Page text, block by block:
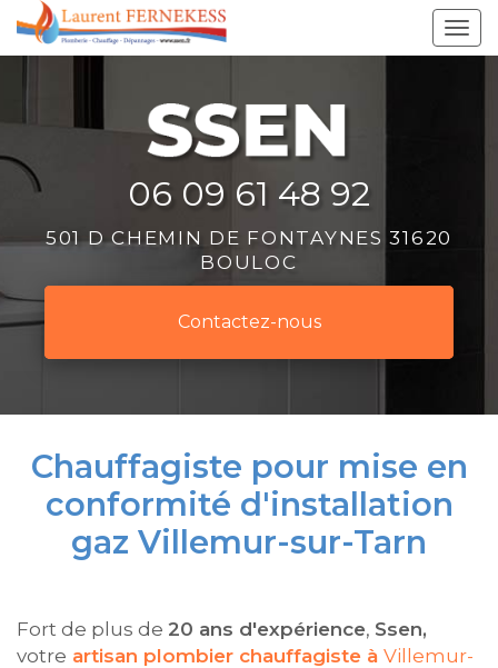
Aller
au
06 09 61 48 92
501 D CHEMIN DE FONTAYNES 31620
BOULOC
Contactez-nous
Chauffagiste pour mise en
conformité d'installation
gaz Villemur-sur-Tarn
Fort de plus de 20 ans d'expérience, Ssen,
votre artisan plombier chauffagiste à Villemur-